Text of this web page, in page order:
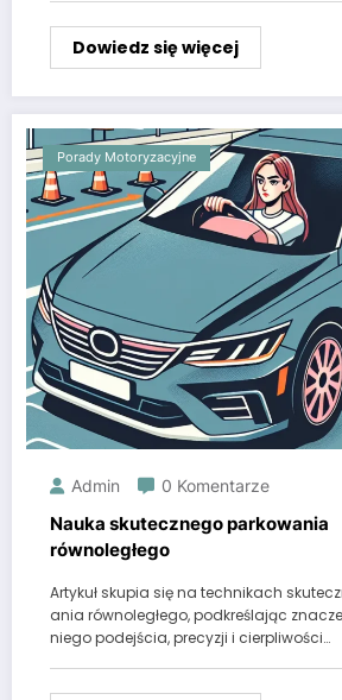
Dowiedz się więcej
Porady Motoryzacyjne
Admin 0 Komentarze
Nauka skutecznego parkowania
równoległego
Artykuł skupia się na technikach
ania równoległego, podkreślając
niego podejścia, precyzji i cierpliwości…